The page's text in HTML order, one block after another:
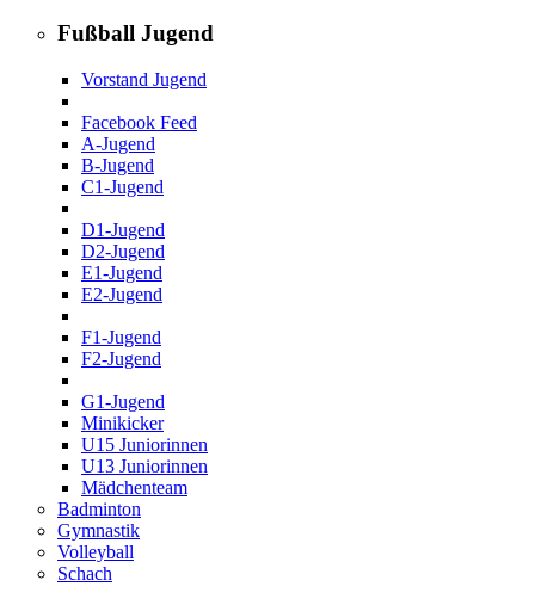
Fußball Jugend
Vorstand Jugend
Facebook Feed
A-Jugend
B-Jugend
C1-Jugend
D1-Jugend
D2-Jugend
E1-Jugend
E2-Jugend
F1-Jugend
F2-Jugend
G1-Jugend
Minikicker
U15 Juniorinnen
U13 Juniorinnen
Mädchenteam
Badminton
Gymnastik
Volleyball
Schach